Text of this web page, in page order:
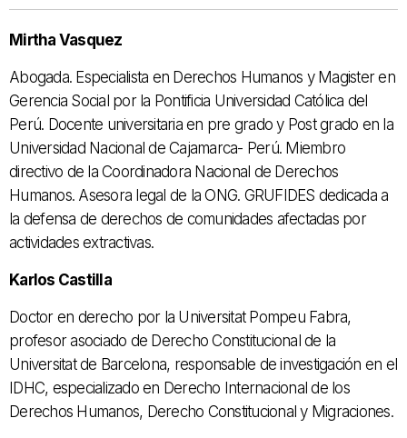
Mirtha Vasquez
Abogada. Especialista en Derechos Humanos y Magister en
Gerencia Social por la Pontificia Universidad Católica del
Perú. Docente universitaria en pre grado y Post grado en la
Universidad Nacional de Cajamarca- Perú. Miembro
directivo de la Coordinadora Nacional de Derechos
Humanos. Asesora legal de la ONG. GRUFIDES dedicada a
la defensa de derechos de comunidades afectadas por
actividades extractivas.
Karlos Castilla
Doctor en derecho por la Universitat Pompeu Fabra,
profesor asociado de Derecho Constitucional de la
Universitat de Barcelona, responsable de investigación en el
IDHC, especializado en Derecho Internacional de los
Derechos Humanos, Derecho Constitucional y Migraciones.